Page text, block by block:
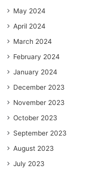
May 2024
April 2024
March 2024
February 2024
January 2024
December 2023
November 2023
October 2023
September 2023
August 2023
July 2023